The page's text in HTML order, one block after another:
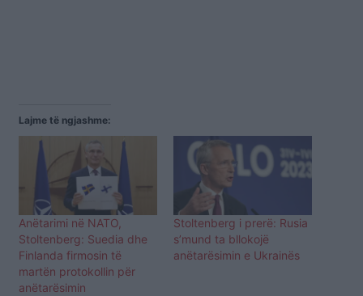
Lajme të ngjashme:
Anëtarimi në NATO,
Stoltenberg: Suedia dhe
Finlanda firmosin të
martën protokollin për
anëtarësimin
Stoltenberg i prerë: Rusia
s’mund ta bllokojë
anëtarësimin e Ukrainës